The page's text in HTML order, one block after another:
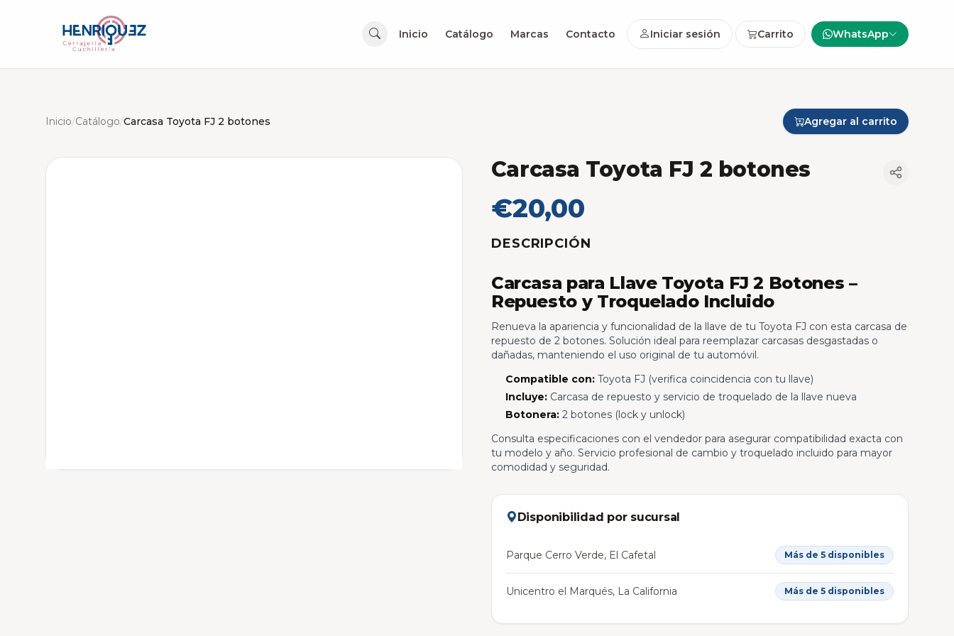
Inicio Catálogo Marcas Contacto Iniciar sesión Carrito WhatsApp
Inicio/Catálogo/Carcasa Toyota FJ 2 botones Agregar al carrito
Carcasa Toyota FJ 2 botones
€20,00
DESCRIPCIÓN
Carcasa para Llave Toyota FJ 2 Botones –
Repuesto y Troquelado Incluido
Renueva la apariencia y funcionalidad de la llave de tu Toyota FJ con esta carcasa de
repuesto de 2 botones. Solución ideal para reemplazar carcasas desgastadas o
dañadas, manteniendo el uso original de tu automóvil.
Compatible con:Toyota FJ (verifica coincidencia con tu llave)
Incluye:Carcasa de repuesto y servicio de troquelado de la llave nueva
Botonera:2 botones (lock y unlock)
Consulta especificaciones con el vendedor para asegurar compatibilidad exacta con
tu modelo y año. Servicio profesional de cambio y troquelado incluido para mayor
comodidad y seguridad.
Disponibilidad por sucursal
Parque Cerro Verde, El Cafetal Más de 5 disponibles
Unicentro el Marqués, La California Más de 5 disponibles